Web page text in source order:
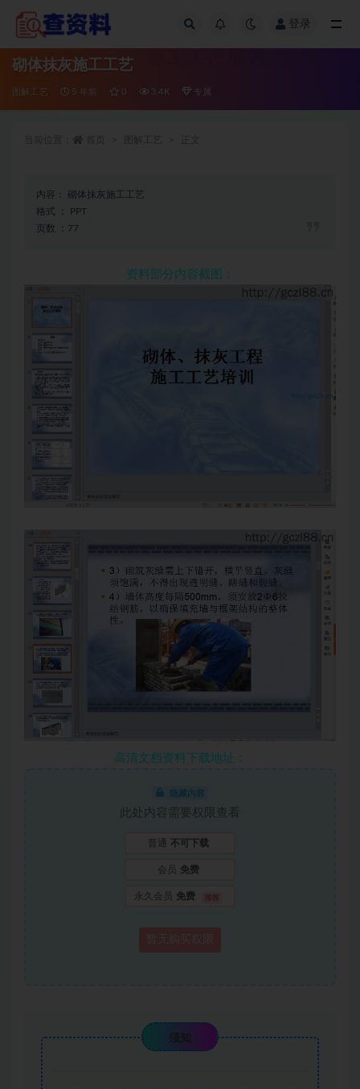
登录
砌体抹灰施工工艺
图解工艺 5 年前 0 3.4K 专属
内容： 砌体抹灰施工工艺
格式 ： PPT
页数 ：77
资料部分内容截图：
高清文档资料下载地址：
隐藏内容
此处内容需要权限查看
普通 不可下载
会员 免费
永久会员 免费 推荐
须知